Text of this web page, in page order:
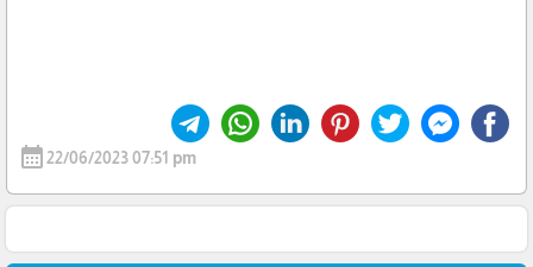
calendar_month22/06/2023 07:51 pm